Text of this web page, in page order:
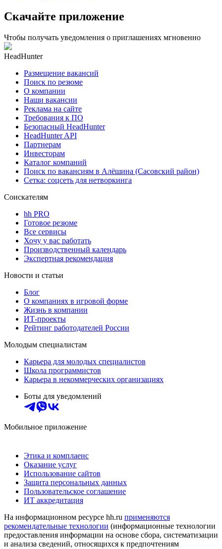
Скачайте приложение
Чтобы получать уведомления о приглашениях мгновенно
HeadHunter
Размещение вакансий
Поиск по резюме
О компании
Наши вакансии
Реклама на сайте
Требования к ПО
Безопасный HeadHunter
HeadHunter API
Партнерам
Инвесторам
Каталог компаний
Поиск по вакансиям в Алёшина (Сасовский район)
Сетка: соцсеть для нетворкинга
Соискателям
hh PRO
Готовое резюме
Все сервисы
Хочу у вас работать
Производственный календарь
Экспертная рекомендация
Новости и статьи
Блог
О компаниях в игровой форме
Жизнь в компании
ИТ-проекты
Рейтинг работодателей России
Молодым специалистам
Карьера для молодых специалистов
Школа программистов
Карьера в некоммерческих организациях
Боты для уведомлений
Мобильное приложение
Этика и комплаенс
Оказание услуг
Использование сайтов
Защита персональных данных
Пользовательское соглашение
ИТ аккредитация
На информационном ресурсе hh.ru применяются
рекомендательные технологии (информационные технологии
предоставления информации на основе сбора, систематизации
и анализа сведений, относящихся к предпочтениям